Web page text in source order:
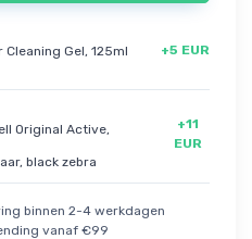
Gel, 125ml +5 EUR
Original Active,
black zebra
+11
EUR
binnen 2-4 werkdagen
vanaf €99